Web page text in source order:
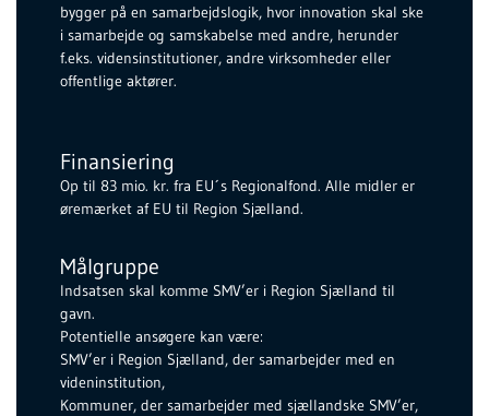
bygger på en samarbejdslogik, hvor innovation skal ske
i samarbejde og samskabelse med andre, herunder
f.eks. vidensinstitutioner, andre virksomheder eller
offentlige aktører.
Finansiering
Op til 83 mio. kr. fra EU´s Regionalfond. Alle midler er
øremærket af EU til Region Sjælland.
Målgruppe
Indsatsen skal komme SMV’er i Region Sjælland til
gavn.
Potentielle ansøgere kan være:
SMV’er i Region Sjælland, der samarbejder med en
videninstitution,
Kommuner, der samarbejder med sjællandske SMV’er,